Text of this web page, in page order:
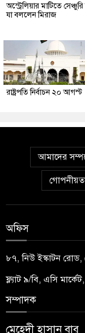
অস্ট্রেলিয়ার মাটিতে
যা বললেন মিরাজ
রাষ্ট্রপতি নির্বাচন ২০ আগস্ট
আমাদের
অফিস
৮৭, নিউ ইস্কাটন
ফ্ল্যাট ৯/বি, এসি
সম্পাদক
মেহেদী হাসান বাবু